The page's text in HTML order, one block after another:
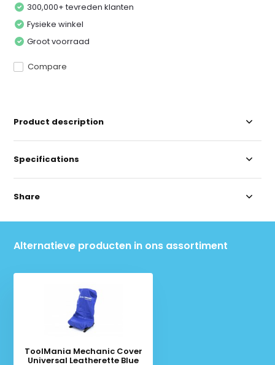
300,000+ tevreden klanten
Fysieke winkel
Groot voorraad
Compare
Product description
Specifications
Share
Alternatieve producten in ons assortiment
ToolMania Mechanic Cover
Universal Leatherette Blue